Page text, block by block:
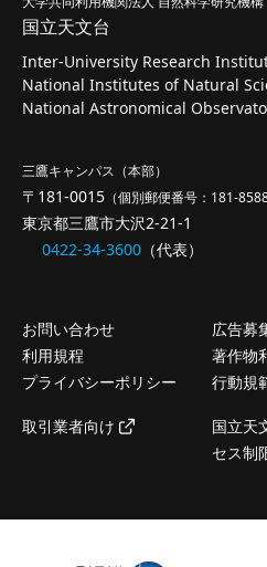
国立天文台
Inter-University Research
National Institutes of Natural
National Astronomical
三鷹キャンパス（本部）
〒181-0015 （個別郵便番号：181-8588
東京都三鷹市大沢2-21-1
0422-34-3600 （代表）
お問い合わせ
広告募
利用規程
著作物
プライバシーポリシー
行動規
取引業者向け
国立天
セス制